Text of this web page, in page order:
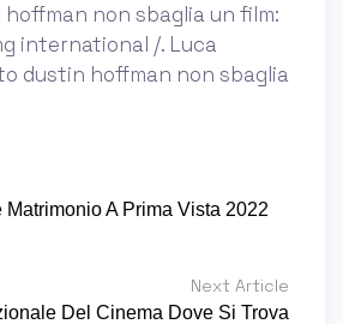
non sbaglia un film:
international /. Luca
dustin hoffman non sbaglia
A Prima Vista 2022
Next Article
Del Cinema Dove Si Trova